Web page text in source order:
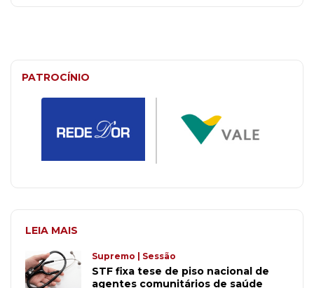
PATROCÍNIO
LEIA MAIS
Supremo | Sessão
STF fixa tese de piso nacional de
agentes comunitários de saúde